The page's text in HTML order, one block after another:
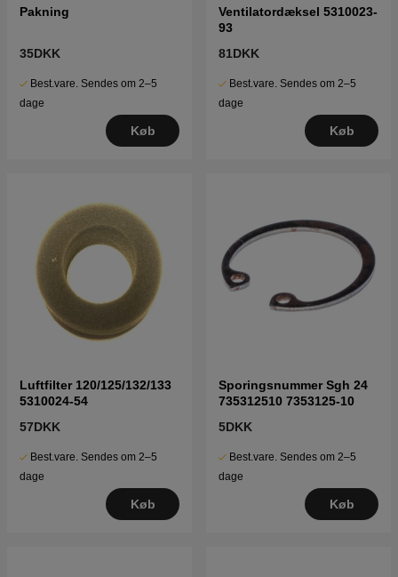
Pakning
35DKK
Best.vare. Sendes om 2–5
dage
Køb
Ventilatordæksel 5310023-
93
81DKK
Best.vare. Sendes om 2–5
dage
Køb
Luftfilter 120/125/132/133
5310024-54
57DKK
Best.vare. Sendes om 2–5
dage
Køb
Sporingsnummer Sgh 24
735312510 7353125-10
5DKK
Best.vare. Sendes om 2–5
dage
Køb